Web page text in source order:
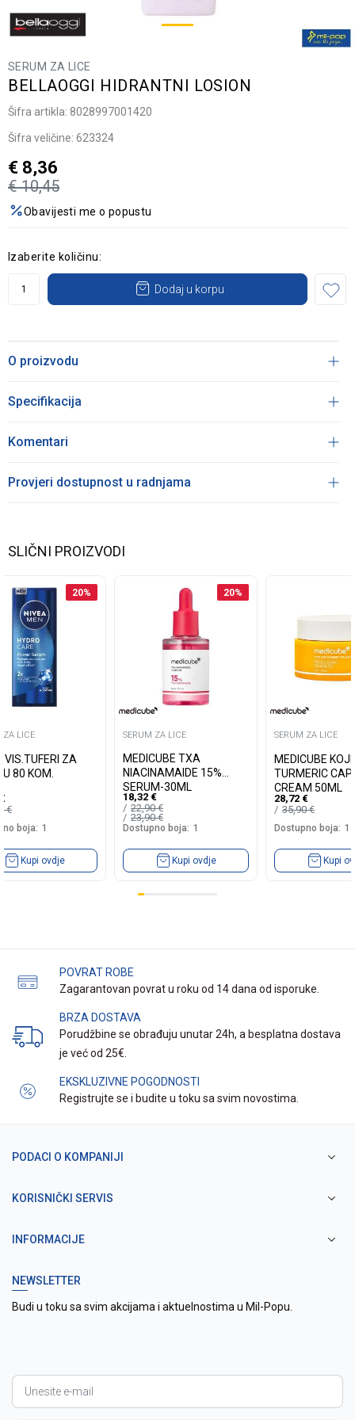
SERUM ZA LICE
BELLAOGGI HIDRANTNI LOSION
Šifra artikla: 8028997001420
Šifra veličine: 623324
€ 10,45
€ 8,36
Obavijesti me o popustu
Izaberite količinu:
Dodaj u korpu
O proizvodu
Specifikacija
Komentari
Provjeri dostupnost u radnjama
SLIČNI PROIZVODI
20%
ZA LICE
VIS.TUFERI ZA
80 KOM.
€
€
boja: 1
Kupi ovdje
20%
SERUM ZA LICE
MEDICUBE TXA
NIACINAMAIDE 15%
SERUM-30ML
18,32 €
22,90€
23,90€
Dostupno boja: 1
Kupi ovdje
SERUM ZA LICE
MEDICUBE
TURMERIC
CREAM 50ML
28,72 €
35,90€
Dostupno boja: 1
Kupi
POVRAT ROBE
Zagarantovan povrat u roku od 14 dana od isporuke.
BRZA DOSTAVA
Porudžbine se obrađuju unutar 24h, a besplatna dostava
je već od 25€.
EKSKLUZIVNE POGODNOSTI
Registrujte se i budite u toku sa svim novostima.
PODACI O KOMPANIJI
KORISNIČKI SERVIS
INFORMACIJE
NEWSLETTER
Budi u toku sa svim akcijama i aktuelnostima u Mil-Popu.